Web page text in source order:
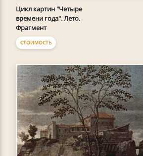
Цикл картин "Четыре
времени года". Лето.
Фрагмент
СТОИМОСТЬ